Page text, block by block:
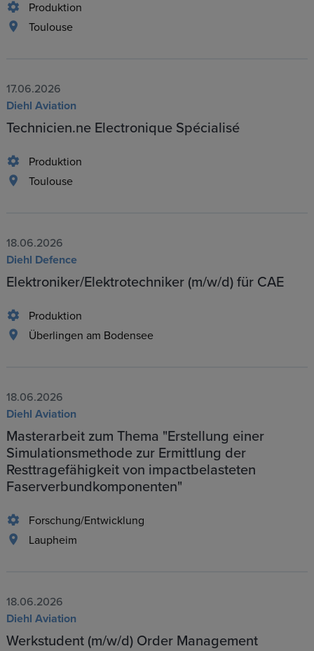
Produktion
Toulouse
17.06.2026
Diehl Aviation
Technicien.ne Electronique Spécialisé
Produktion
Toulouse
18.06.2026
Diehl Defence
Elektroniker/Elektrotechniker (m/w/d) für CAE
Produktion
Überlingen am Bodensee
18.06.2026
Diehl Aviation
Masterarbeit zum Thema "Erstellung einer
Simulationsmethode zur Ermittlung der
Resttragefähigkeit von impactbelasteten
Faserverbundkomponenten"
Forschung/Entwicklung
Laupheim
18.06.2026
Diehl Aviation
Werkstudent (m/w/d) Order Management